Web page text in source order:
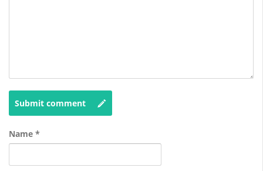
Submit comment
Name *